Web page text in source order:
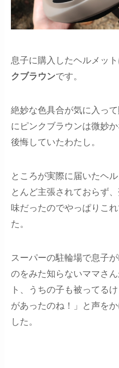
息子に購入したヘルメッ
クブラウンです。
絶妙な色具合が気に入っ
にピンクブラウンは微妙
後悔していたわたし。
ところが実際に届いたヘ
とんど主張されておらず
味だったのでやっぱりこ
た。
スーパーの駐輪場で息子
のをみた知らないママさ
ト、うちの子も被ってる
があったのね！」と声を
した。